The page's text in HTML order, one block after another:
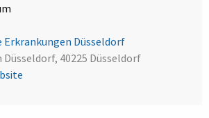
Düsseldorf
40225 Düsseldorf